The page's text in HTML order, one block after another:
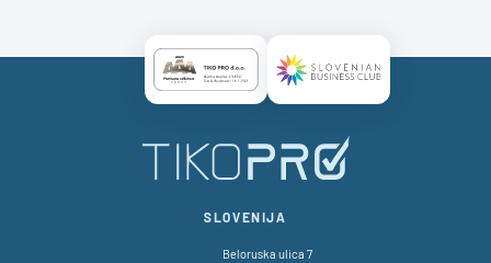
Certificate AAA LogoCertificate SBC Logo
SLOVENIJA
Beloruska ulica 7